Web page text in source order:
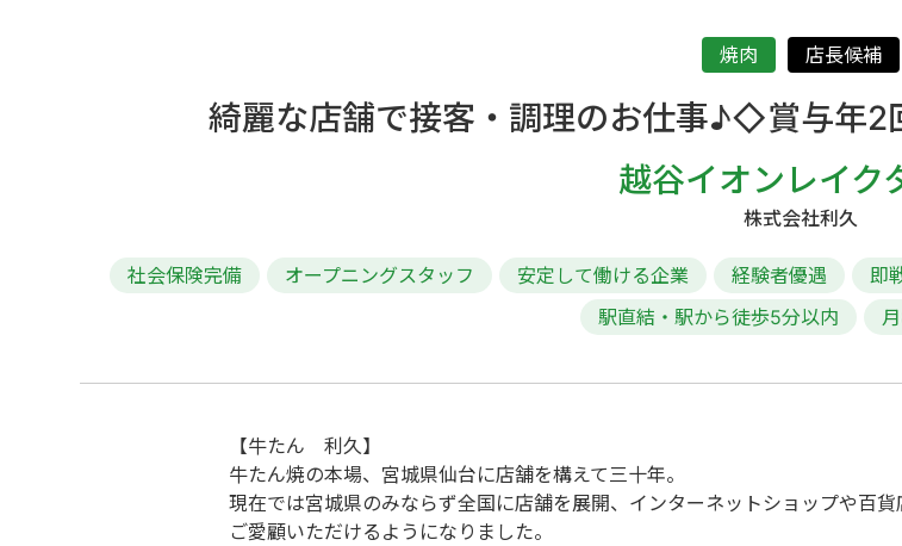
焼肉 店長候補
綺麗な店舗で接客・調理のお仕事♪◇賞与
越谷イオンレイク
株式会社利久
社会保険完備 オープニングスタッフ 安定して働ける企業 経験者優遇 即
駅直結・駅から徒歩5分以内
【牛たん 利久】
牛たん焼の本場、宮城県仙台に店舗を構えて三十年。
現在では宮城県のみならず全国に店舗を展開、インターネットショップや百
ご愛顧いただけるようになりました。